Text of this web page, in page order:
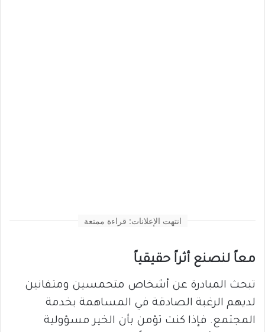
انتهت الإعلانات: قراءة ممتعة
معاً لنصنع أثراً حقيقياً
تبحث المبادرة عن أشخاص متحمسين ومتفانين
لديهم الرغبة الصادقة في المساهمة بخدمة
المجتمع. فإذا كنت تؤمن بأن الخير مسؤولية